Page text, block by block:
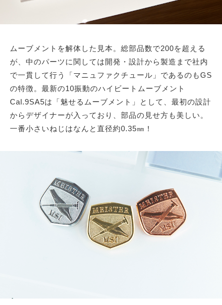
ムーブメントを解体した見本。総部品数で200を超える
が、中のパーツに関しては開発・設計から製造まで社内
で一貫して行う「マニュファクチュール」であるのもGS
の特徴。最新の10振動のハイビートムーブメント
Cal.9SA5は「魅せるムーブメント」として、最初の設計
からデザイナーが入っており、部品の見せ方も美しい。
一番小さいねじはなんと直径約0.35㎜！